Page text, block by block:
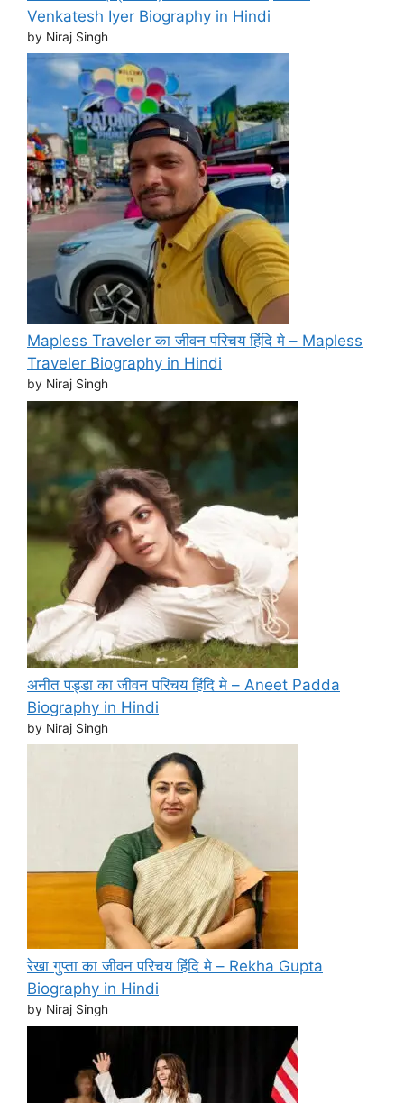
Venkatesh Iyer Biography in Hindi
by Niraj Singh
Mapless Traveler का जीवन परिचय हिंदि मे – Mapless
Traveler Biography in Hindi
by Niraj Singh
अनीत पड्डा का जीवन परिचय हिंदि मे – Aneet Padda
Biography in Hindi
by Niraj Singh
रेखा गुप्ता का जीवन परिचय हिंदि मे – Rekha Gupta
Biography in Hindi
by Niraj Singh